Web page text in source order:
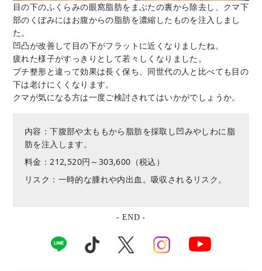
目の下のふくらみの眼窩脂肪をまぶたの裏から除去し、クマ下
部のくぼみにはお腹からの脂肪を濃縮したものを注入しまし
た。
凹凸が改善して目の下がフラットに近くなりましたね。
疲れた様子がすっきりとして若々しくなりました。
プチ整形と違って効果は長く保ち、同世代の人と比べても目の
下は老けにくくなります。
クマが気になる方は一度ご検討されてはいかがでしょうか。
内容：下腹部や太ももから脂肪を採取し凹みやしわに脂
肪を注入します。
料金：212,520円～303,600（税込）
リスク：一時的な腫れや内出血。吸収されるリスク。
- END -